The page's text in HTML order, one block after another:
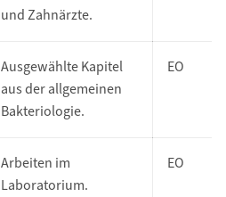
und Zahnärzte.
Ausgewählte Kapitel
aus der allgemeinen
Bakteriologie.
EO
Arbeiten im
Laboratorium.
EO